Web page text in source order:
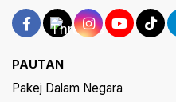
PAUTAN
Pakej Dalam Negara